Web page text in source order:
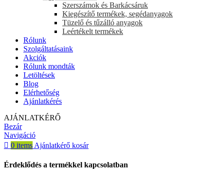
Szerszámok és Barkácsáruk
Kiegészítő termékek, segédanyagok
Tüzelő és tűzálló anyagok
Leértékelt termékek
Rólunk
Szolgáltatásaink
Akciók
Rólunk mondták
Letöltések
Blog
Elérhetőség
Ajánlatkérés
AJÁNLATKÉRŐ
Bezár
Navigáció
0 items Ajánlatkérő kosár
Érdeklődés a termékkel kapcsolatban